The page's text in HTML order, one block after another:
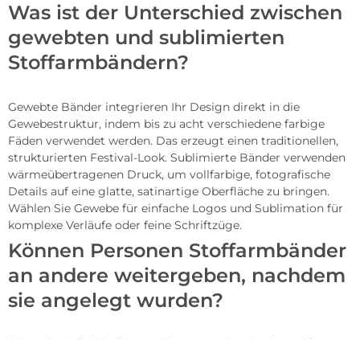
Was ist der Unterschied zwischen
gewebten und sublimierten
Stoffarmbändern?
Gewebte Bänder integrieren Ihr Design direkt in die
Gewebestruktur, indem bis zu acht verschiedene farbige
Fäden verwendet werden. Das erzeugt einen traditionellen,
strukturierten Festival-Look. Sublimierte Bänder verwenden
wärmeübertragenen Druck, um vollfarbige, fotografische
Details auf eine glatte, satinartige Oberfläche zu bringen.
Wählen Sie Gewebe für einfache Logos und Sublimation für
komplexe Verläufe oder feine Schriftzüge.
Können Personen Stoffarmbänder
an andere weitergeben, nachdem
sie angelegt wurden?